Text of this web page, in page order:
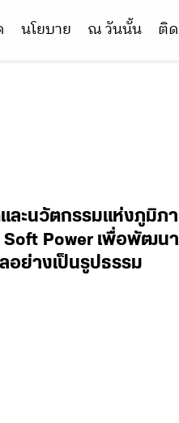
นโยบาย ณ วันนั้น ติ
ละนวัตกรรมแห่งภูมิภา
Soft Power เพื่อพัฒน
ย่างเป็นรูปธรรม